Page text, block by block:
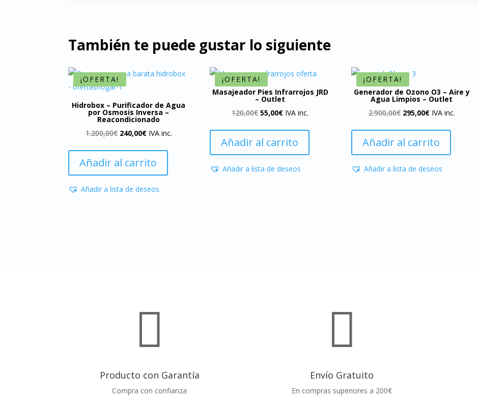
También te puede gustar lo siguiente
¡OFERTA!
Hidrobox – Purificador de Agua
por Osmosis Inversa –
Reacondicionado
1.200,00€ El
original
era:
1.200,00€.
240,00€El
actual
es:
240,00€.
IVA inc.
Añadir al carrito
Añadir a lista de deseos
¡OFERTA!
Masajeador Pies Infrarrojos JRD
– Outlet
120,00€El
original
era:
120,00€.
55,00€El
actual
es:
55,00€.
IVA inc.
Añadir al carrito
Añadir a lista de deseos
¡OFERTA!
Generador de Ozono O3 – Aire y
Agua Limpios – Outlet
2.900,00€ El
original
era:
2.900,00€.
295,00€El
actual
es:
295,00€.
IVA inc.
Añadir al carrito
Añadir a lista de deseos

Producto con Garantía
Compra con confianza

Envío Gratuito
En compras superiores a 200€